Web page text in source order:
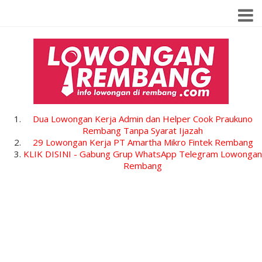
Dua Lowongan Kerja Admin dan Helper Cook Praukuno
Rembang Tanpa Syarat Ijazah
29 Lowongan Kerja PT Amartha Mikro Fintek Rembang
KLIK DISINI - Gabung Grup WhatsApp Telegram Lowongan
Rembang